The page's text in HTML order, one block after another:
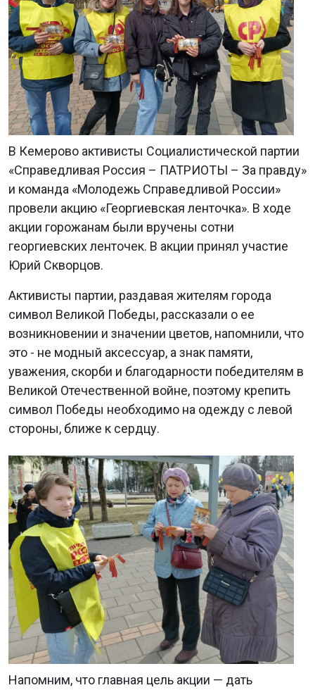
В Кемерово активисты Социалистической партии
«Справедливая Россия – ПАТРИОТЫ – За правду»
и команда «Молодежь Справедливой России»
провели акцию «Георгиевская ленточка». В ходе
акции горожанам были вручены сотни
георгиевских ленточек. В акции принял участие
Юрий Скворцов.
Активисты партии, раздавая жителям города
символ Великой Победы, рассказали о ее
возникновении и значении цветов, напомнили, что
это - не модный аксессуар, а знак памяти,
уважения, скорби и благодарности победителям в
Великой Отечественной войне, поэтому крепить
символ Победы необходимо на одежду с левой
стороны, ближе к сердцу.
Напомним, что главная цель акции — дать